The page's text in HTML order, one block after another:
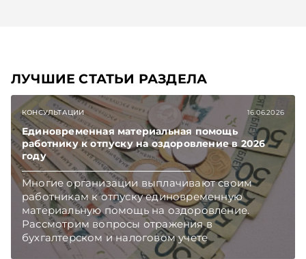
ЛУЧШИЕ СТАТЬИ РАЗДЕЛА
КОНСУЛЬТАЦИИ 16.06.2026
Единовременная материальная помощь
работнику к отпуску на оздоровление в 2026
году
Многие организации выплачивают своим
работникам к отпуску единовременную
материальную помощь на оздоровление.
Рассмотрим вопросы отражения в
бухгалтерском и налоговом учете
хозяйственных операций по начислению и